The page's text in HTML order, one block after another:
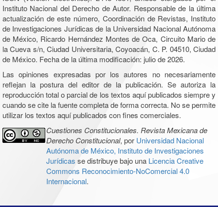
Instituto Nacional del Derecho de Autor. Responsable de la última
actualización de este número, Coordinación de Revistas, Instituto
de Investigaciones Jurídicas de la Universidad Nacional Autónoma
de México, Ricardo Hernández Montes de Oca, Circuito Mario de
la Cueva s/n, Ciudad Universitaria, Coyoacán, C. P. 04510, Ciudad
de México. Fecha de la última modificación: julio de 2026.
Las opiniones expresadas por los autores no necesariamente
reflejan la postura del editor de la publicación. Se autoriza la
reproducción total o parcial de los textos aquí publicados siempre y
cuando se cite la fuente completa de forma correcta. No se permite
utilizar los textos aquí publicados con fines comerciales.
Cuestiones Constitucionales. Revista Mexicana de
Derecho Constitucional, por Universidad Nacional
Autónoma de México, Instituto de Investigaciones
Jurídicas se distribuye bajo una Licencia Creative
Commons Reconocimiento-NoComercial 4.0
Internacional.